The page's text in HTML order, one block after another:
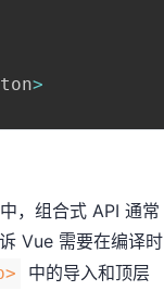
>
，组合式 API 通常
Vue 需要在编译时
中的导入和顶层